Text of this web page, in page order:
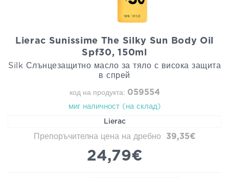
Lierac Sunissime The Silky Sun Body Oil
Spf30, 150ml
Silk Слънцезащитно масло за тяло с висока защита
в спрей
код на продукта: 059554
миг наличност (на склад)
Lierac
Препоръчителна цена на дребно 39,35€
24,79€